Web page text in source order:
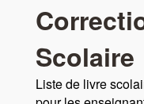
Scolaire
Liste de livre